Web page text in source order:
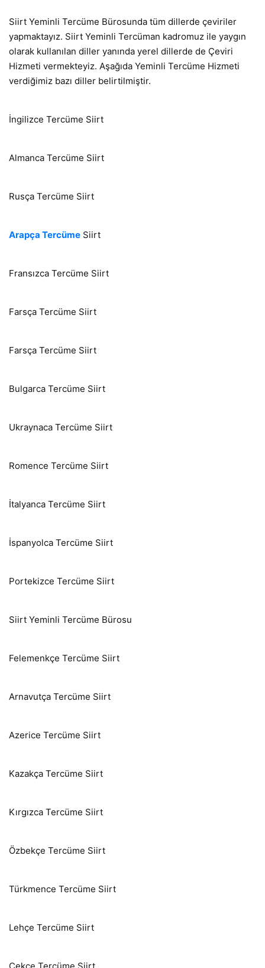
Siirt Yeminli Tercüme Bürosunda tüm dillerde çeviriler
yapmaktayız. Siirt Yeminli Tercüman kadromuz ile yaygın
olarak kullanılan diller yanında yerel dillerde de Çeviri
Hizmeti vermekteyiz. Aşağıda Yeminli Tercüme Hizmeti
verdiğimiz bazı diller belirtilmiştir.
İngilizce Tercüme Siirt
Almanca Tercüme Siirt
Rusça Tercüme Siirt
Arapça Tercüme Siirt
Fransızca Tercüme Siirt
Farsça Tercüme Siirt
Farsça Tercüme Siirt
Bulgarca Tercüme Siirt
Ukraynaca Tercüme Siirt
Romence Tercüme Siirt
İtalyanca Tercüme Siirt
İspanyolca Tercüme Siirt
Portekizce Tercüme Siirt
Siirt Yeminli Tercüme Bürosu
Felemenkçe Tercüme Siirt
Arnavutça Tercüme Siirt
Azerice Tercüme Siirt
Kazakça Tercüme Siirt
Kırgızca Tercüme Siirt
Özbekçe Tercüme Siirt
Türkmence Tercüme Siirt
Lehçe Tercüme Siirt